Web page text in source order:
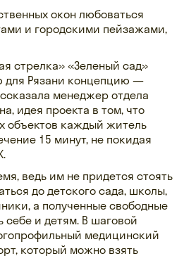
окон любоваться
и городскими пейзажами,
стрелка» «Зеленый сад»
для Рязани концепцию —
менеджер отдела
идея проекта в том, что
объектов каждый житель
15 минут, не покидая
ведь им не придется стоять
до детского сада, школы,
а полученные свободные
себе и детям. В шаговой
медицинский
который можно взять